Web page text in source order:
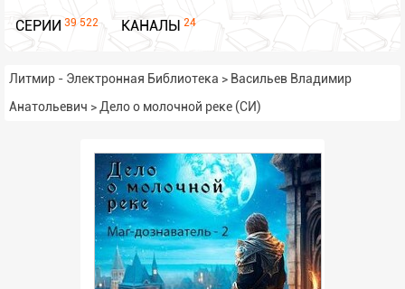
СЕРИИ 39 522 КАНАЛЫ 24
Литмир - Электронная Библиотека > Васильев Владимир
Анатольевич > Дело о молочной реке (СИ)